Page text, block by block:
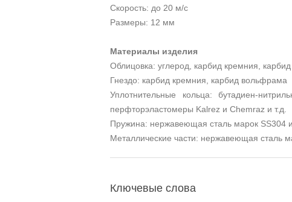
Скорость: до 20 м/с
Размеры: 12 мм
Материалы изделия
Облицовка: углерод, карбид кремния,
Гнездо: карбид кремния, карбид вольфрама
Уплотнительные кольца: бутадиен-
перфторэластомеры Kalrez и Chemraz и т.д.
Пружина: нержавеющая сталь марок SS304
Металлические части: нержавеющая сталь
Ключевые слова